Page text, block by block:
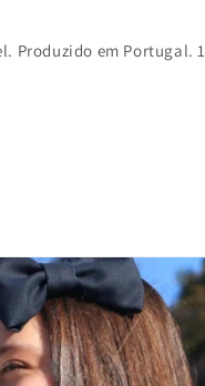
Produzido em Portugal.